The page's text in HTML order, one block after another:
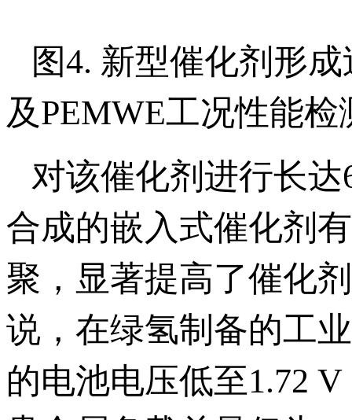
图4. 新型催化剂形
及PEMWE工况性能检
对该催化剂进行长
合成的嵌入式催化剂
聚，显著提高了催化
说，在绿氢制备的工
的电池电压低至1.72